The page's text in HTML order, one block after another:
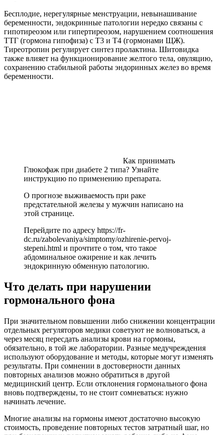
Бесплодие, нерегулярные менструации, невынашивание
беременности, эндокринные патологии нередко связаны с
гипотиреозом или гипертиреозом, нарушением соотношения
ТТГ (гормона гипофиза) с Т3 и Т4 (гормонами ЩЖ).
Тиреотропин регулирует синтез пролактина. Шитовидка
также влияет на функционирование желтого тела, овуляцию,
сохранению стабильной работы эндоринных желез во время
беременности.
Как принимать
Глюкофаж при диабете 2 типа? Узнайте
инструкцию по применению препарата.
О прогнозе выживаемость при раке
предстательной железы у мужчин написано на
этой странице.
Перейдите по адресу https://fr-
dc.ru/zabolevaniya/simptomy/ozhirenie-pervoj-
stepeni.html и прочтите о том, что такое
абдоминальное ожирение и как лечить
эндокринную обменную патологию.
Что делать при нарушении
гормонального фона
При значительном повышении либо снижении концентрации
отдельных регуляторов медики советуют не волноваться, а
через месяц пересдать анализы крови на гормоны,
обязательно, в той же лаборатории. Разные медучреждения
используют оборудование и методы, которые могут изменять
результаты. При сомнении в достоверности данных
повторных анализов можно обратиться в другой
медицинский центр. Если отклонения гормонального фона
вновь подтверждены, то не стоит сомневаться: нужно
начинать лечение.
Многие анализы на гормоны имеют достаточно высокую
стоимость, проведение повторных тестов затратный шаг, но